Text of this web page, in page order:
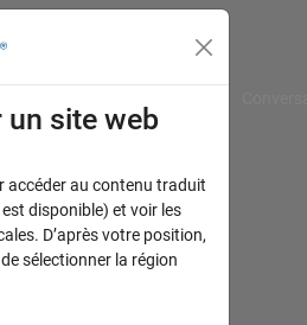
un site web
accéder au contenu traduit
disponible) et voir les
D’après votre position,
sélectionner la région